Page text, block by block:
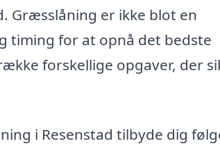
Græsslåning er ikke blot en
timing for at opnå det bedste
forskellige opgaver, der
i Resenstad tilbyde dig